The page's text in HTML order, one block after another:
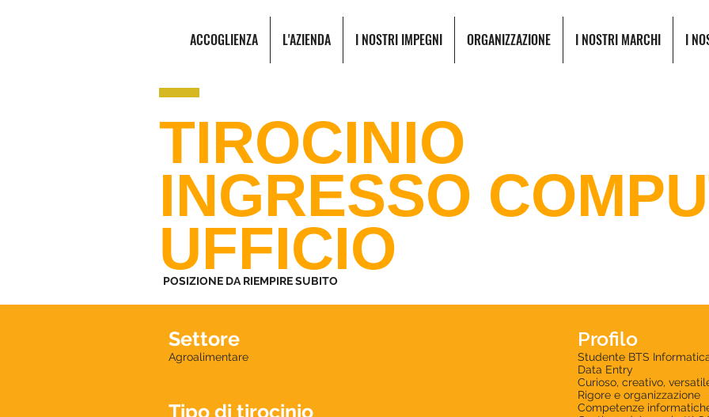
ACCOGLIENZA L'AZIENDA I NOSTRI IMPEGNI ORGANIZZAZIONE I NOSTRI MARCHI I
TIROCINIO
INGRESSO
UFFICIO
POSIZIONE DA RIEMPIRE SUBITO
Settore
Agroalimentare
Tipo di tirocinio
Profilo
Studente BTS
Data Entry
Curioso, creativo,
Rigore e organizzazione
Competenze